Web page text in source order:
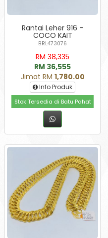
Rantai Leher 916 -
COCO KAIT
BRL473076
RM 38,335
RM 36,555
Jimat RM 1,780.00
Info Produk
Stok Tersedia di Batu Pahat